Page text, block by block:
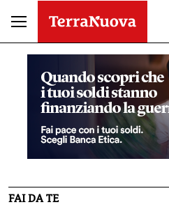
FAI DA TE